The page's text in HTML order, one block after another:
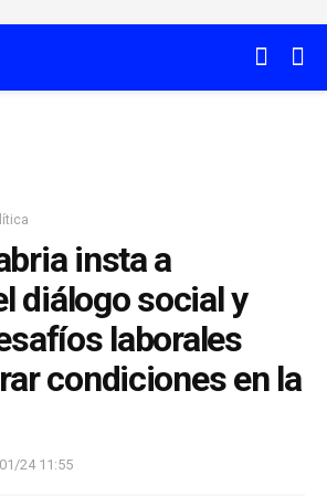
insta a
diálogo social y
laborales
condiciones en la
24 11:55